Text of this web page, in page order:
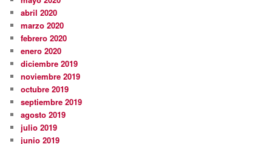
abril 2020
marzo 2020
febrero 2020
enero 2020
diciembre 2019
noviembre 2019
octubre 2019
septiembre 2019
agosto 2019
julio 2019
junio 2019